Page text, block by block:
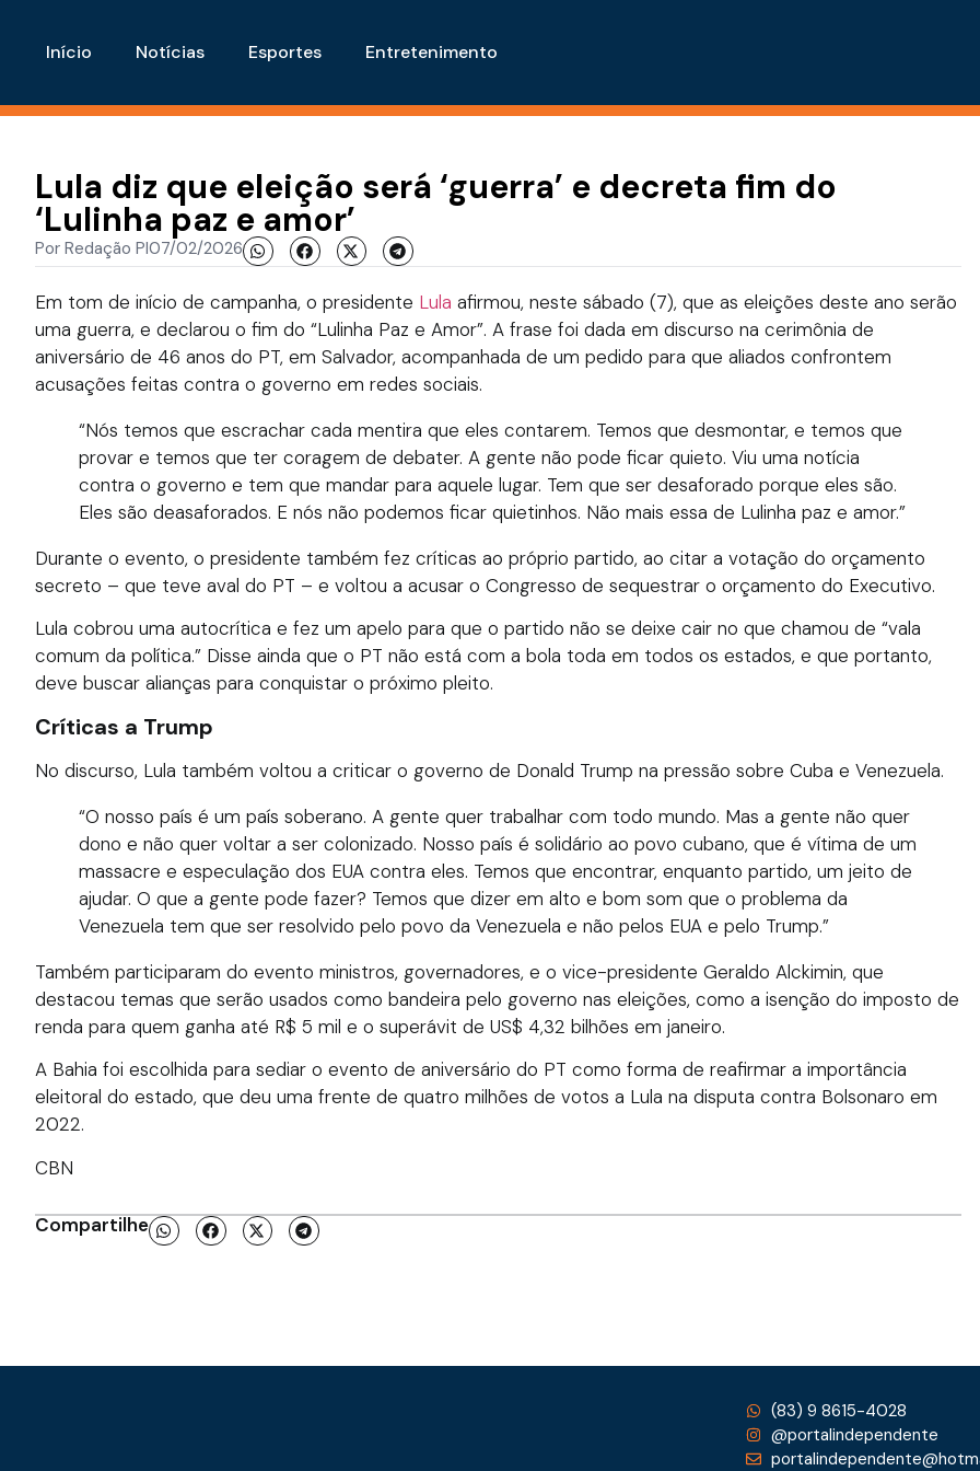
Início Notícias Esportes Entretenimento
Lula diz que eleição será ‘guerra’ e decreta fim do
‘Lulinha paz e amor’
Por Redação PI07/02/2026
Em tom de início de campanha, o presidente Lula afirmou, neste sábado (7), que as eleições deste ano serão
uma guerra, e declarou o fim do “Lulinha Paz e Amor”. A frase foi dada em discurso na cerimônia de
aniversário de 46 anos do PT, em Salvador, acompanhada de um pedido para que aliados confrontem
acusações feitas contra o governo em redes sociais.
“Nós temos que escrachar cada mentira que eles contarem. Temos que desmontar, e temos que
provar e temos que ter coragem de debater. A gente não pode ficar quieto. Viu uma notícia
contra o governo e tem que mandar para aquele lugar. Tem que ser desaforado porque eles são.
Eles são deasaforados. E nós não podemos ficar quietinhos. Não mais essa de Lulinha paz e amor.”
Durante o evento, o presidente também fez críticas ao próprio partido, ao citar a votação do orçamento
secreto – que teve aval do PT – e voltou a acusar o Congresso de sequestrar o orçamento do Executivo.
Lula cobrou uma autocrítica e fez um apelo para que o partido não se deixe cair no que chamou de “vala
comum da política.” Disse ainda que o PT não está com a bola toda em todos os estados, e que portanto,
deve buscar alianças para conquistar o próximo pleito.
Críticas a Trump
No discurso, Lula também voltou a criticar o governo de Donald Trump na pressão sobre Cuba e Venezuela.
“O nosso país é um país soberano. A gente quer trabalhar com todo mundo. Mas a gente não quer
dono e não quer voltar a ser colonizado. Nosso país é solidário ao povo cubano, que é vítima de um
massacre e especulação dos EUA contra eles. Temos que encontrar, enquanto partido, um jeito de
ajudar. O que a gente pode fazer? Temos que dizer em alto e bom som que o problema da
Venezuela tem que ser resolvido pelo povo da Venezuela e não pelos EUA e pelo Trump.”
Também participaram do evento ministros, governadores, e o vice-presidente Geraldo Alckimin, que
destacou temas que serão usados como bandeira pelo governo nas eleições, como a isenção do imposto de
renda para quem ganha até R$ 5 mil e o superávit de US$ 4,32 bilhões em janeiro.
A Bahia foi escolhida para sediar o evento de aniversário do PT como forma de reafirmar a importância
eleitoral do estado, que deu uma frente de quatro milhões de votos a Lula na disputa contra Bolsonaro em
2022.
CBN
Compartilhe
(83) 9 8615-4028
@portalindependente